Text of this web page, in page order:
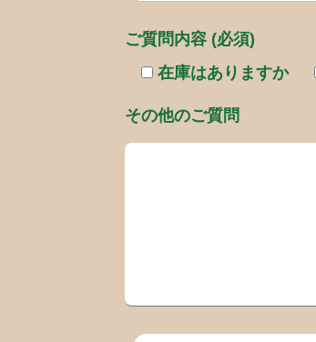
ご質問内容 (必須)
在庫はありますか
その他のご質問